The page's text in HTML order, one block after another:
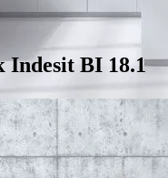
Indesit BI 18.1